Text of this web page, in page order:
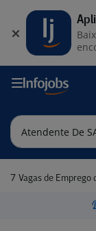
7 Vagas de Emprego